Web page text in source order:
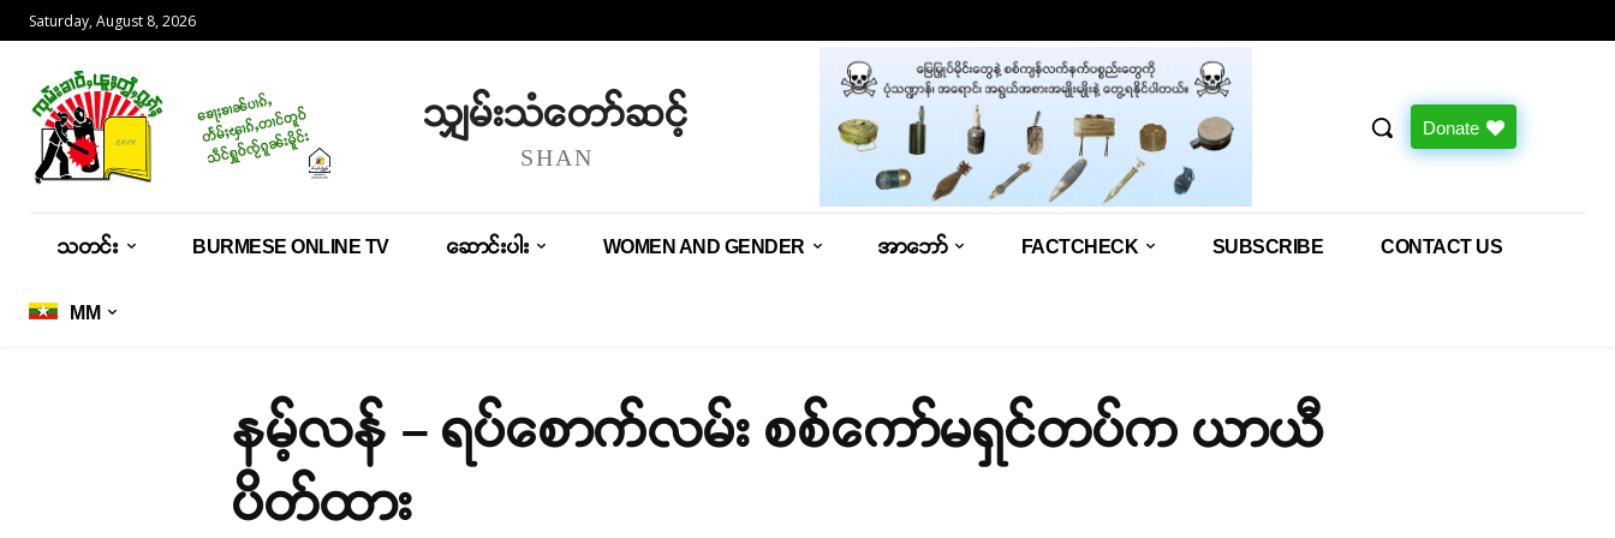
Saturday, August 8, 2026
သျှမ်းသံတော်ဆင့်
SHAN
Donate
သတင်း BURMESE ONLINE TV ဆောင်းပါး WOMEN AND GENDER အာဘော် FACTCHECK SUBSCRIBE CONTACT US
MM
နမ့်လန် – ရပ်စောက်လမ်း စစ်ကော်မရှင်တပ်က ယာယီ
ပိတ်ထား